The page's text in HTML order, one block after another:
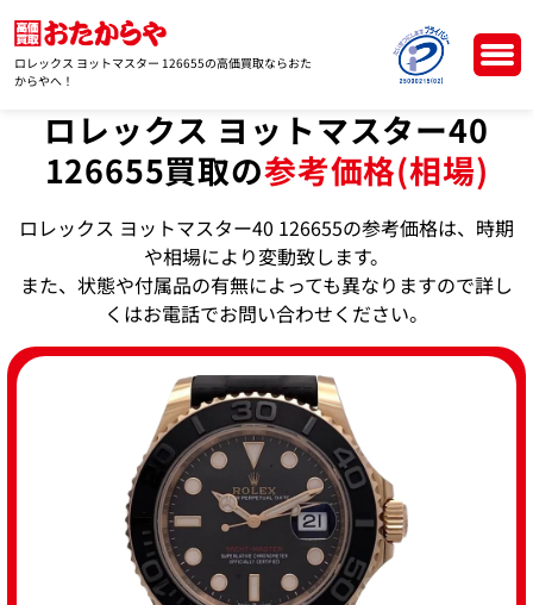
ロレックス ヨットマスター 126655の高価買取ならおた
からやへ！
ロレックス ヨットマスター40
126655買取の参考価格(相場)
ロレックス ヨットマスター40 126655の参考価格は、時期
や相場により変動致します。
また、状態や付属品の有無によっても異なりますので詳し
くはお電話でお問い合わせください。